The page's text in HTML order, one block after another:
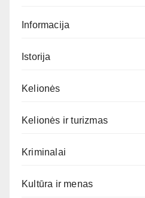
Informacija
Istorija
Kelionės
Kelionės ir turizmas
Kriminalai
Kultūra ir menas